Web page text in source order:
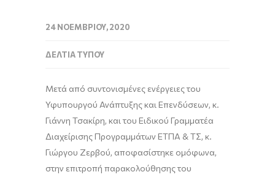
24 ΝΟΕΜΒΡΊΟΥ, 2020
ΔΕΛΤΊΑ ΤΎΠΟΥ
Μετά από συντονισμένες ενέργειες του
Υφυπουργού Ανάπτυξης και Επενδύσεων, κ.
Γιάννη Τσακίρη, και του Ειδικού Γραμματέα
Διαχείρισης Προγραμμάτων ΕΤΠΑ & ΤΣ, κ.
Γιώργου Ζερβού, αποφασίστηκε ομόφωνα,
στην επιτροπή παρακολούθησης του